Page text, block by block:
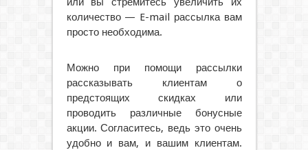
количество — E-mail рассылка вам
просто необходима.
Можно при помощи рассылки
рассказывать клиентам о
предстоящих скидках или
проводить различные бонусные
акции. Согласитесь, ведь это очень
удобно и вам, и вашим клиентам.